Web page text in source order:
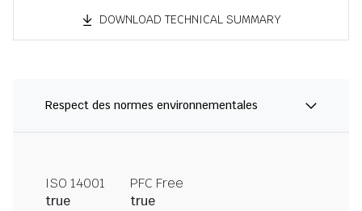
DOWNLOAD TECHNICAL SUMMARY
Respect des normes environnementales
ISO 14001
true
PFC Free
true